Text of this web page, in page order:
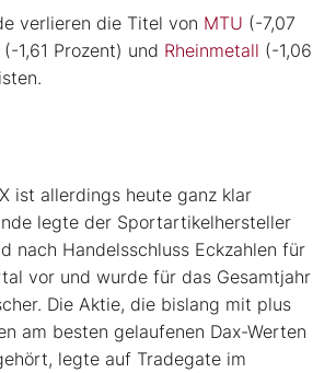
verlieren die Titel von MTU (-7,07
(-1,61 Prozent) und Rheinmetall (-1,06
ist allerdings heute ganz klar
legte der Sportartikelhersteller
nach Handelsschluss Eckzahlen für
vor und wurde für das Gesamtjahr
Die Aktie, die bislang mit plus
am besten gelaufenen Dax-Werten
legte auf Tradegate im